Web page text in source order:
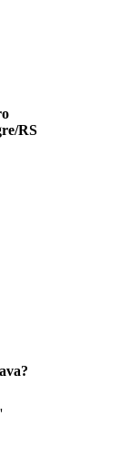
RS
'